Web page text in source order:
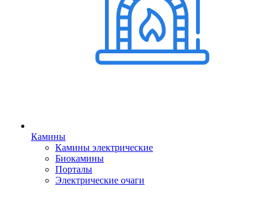
Камины
Камины электрические
Биокамины
Порталы
Электрические очаги